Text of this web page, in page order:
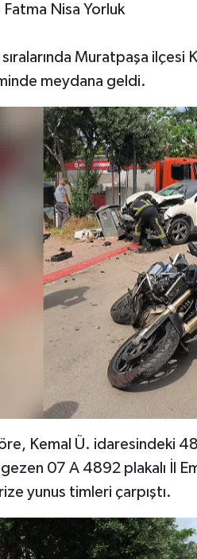
Fatma Nisa Yorluk
Muratpaşa ilçesi
meydana geldi.
Kemal Ü. idaresindeki
07 A 4892 plakalı İl
yunus timleri çarpıştı.